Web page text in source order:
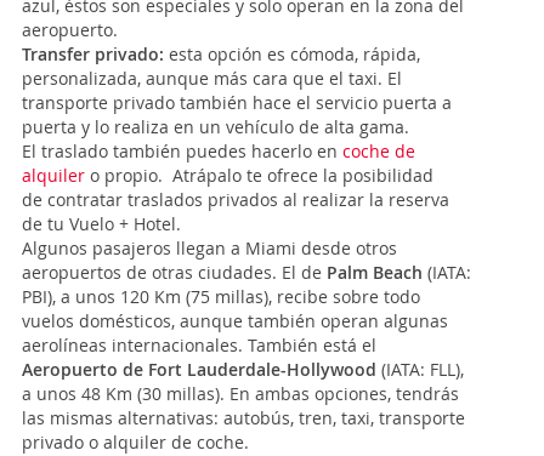
azul, éstos son especiales y solo operan en la zona del
aeropuerto.
Transfer privado: esta opción es cómoda, rápida,
personalizada, aunque más cara que el taxi. El
transporte privado también hace el servicio puerta a
puerta y lo realiza en un vehículo de alta gama.
El traslado también puedes hacerlo en coche de
alquiler o propio. Atrápalo te ofrece la posibilidad
de contratar traslados privados al realizar la reserva
de tu Vuelo + Hotel.
Algunos pasajeros llegan a Miami desde otros
aeropuertos de otras ciudades. El de Palm Beach (IATA:
PBI), a unos 120 Km (75 millas), recibe sobre todo
vuelos domésticos, aunque también operan algunas
aerolíneas internacionales. También está el
Aeropuerto de Fort Lauderdale-Hollywood (IATA: FLL),
a unos 48 Km (30 millas). En ambas opciones, tendrás
las mismas alternativas: autobús, tren, taxi, transporte
privado o alquiler de coche.